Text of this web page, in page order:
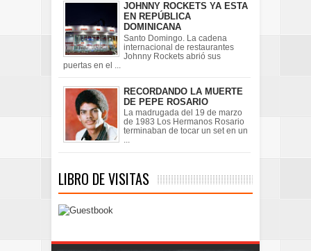
JOHNNY ROCKETS YA ESTA
EN REPÚBLICA
DOMINICANA
Santo Domingo. La cadena
internacional de restaurantes
Johnny Rockets abrió sus
puertas en el ...
RECORDANDO LA MUERTE
DE PEPE ROSARIO
La madrugada del 19 de marzo
de 1983 Los Hermanos Rosario
terminaban de tocar un set en un
...
LIBRO DE VISITAS